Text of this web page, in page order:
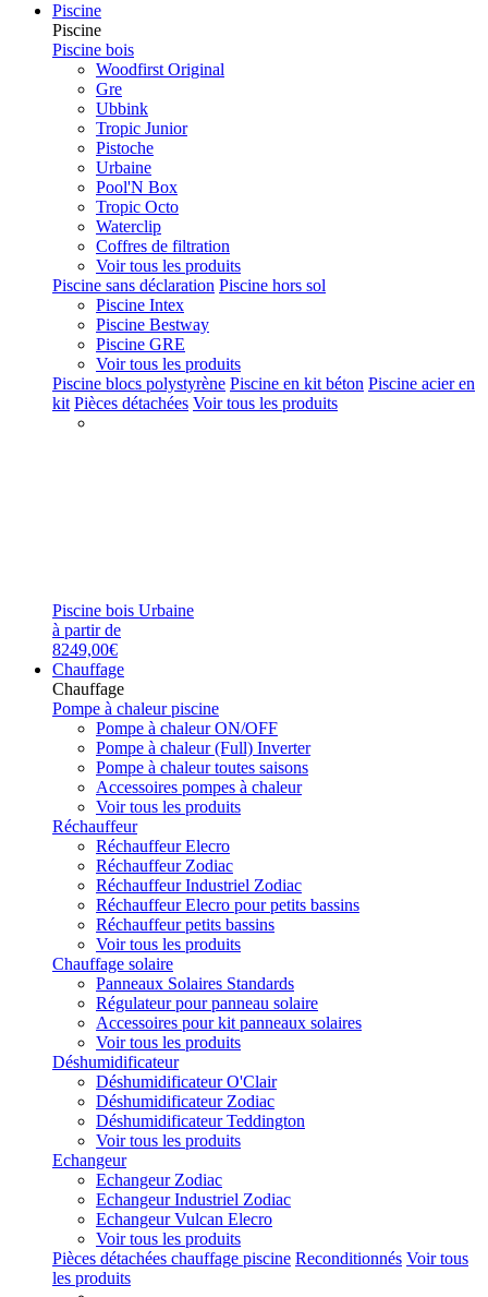
Piscine
Piscine
Piscine bois
Woodfirst Original
Gre
Ubbink
Tropic Junior
Pistoche
Urbaine
Pool'N Box
Tropic Octo
Waterclip
Coffres de filtration
Voir tous les produits
Piscine sans déclaration Piscine hors sol
Piscine Intex
Piscine Bestway
Piscine GRE
Voir tous les produits
Piscine blocs polystyrène Piscine en kit béton Piscine acier en
kit Pièces détachées Voir tous les produits
Piscine bois Urbaine
à partir de
8249,00€
Chauffage
Chauffage
Pompe à chaleur piscine
Pompe à chaleur ON/OFF
Pompe à chaleur (Full) Inverter
Pompe à chaleur toutes saisons
Accessoires pompes à chaleur
Voir tous les produits
Réchauffeur
Réchauffeur Elecro
Réchauffeur Zodiac
Réchauffeur Industriel Zodiac
Réchauffeur Elecro pour petits bassins
Réchauffeur petits bassins
Voir tous les produits
Chauffage solaire
Panneaux Solaires Standards
Régulateur pour panneau solaire
Accessoires pour kit panneaux solaires
Voir tous les produits
Déshumidificateur
Déshumidificateur O'Clair
Déshumidificateur Zodiac
Déshumidificateur Teddington
Voir tous les produits
Echangeur
Echangeur Zodiac
Echangeur Industriel Zodiac
Echangeur Vulcan Elecro
Voir tous les produits
Pièces détachées chauffage piscine Reconditionnés Voir tous
les produits